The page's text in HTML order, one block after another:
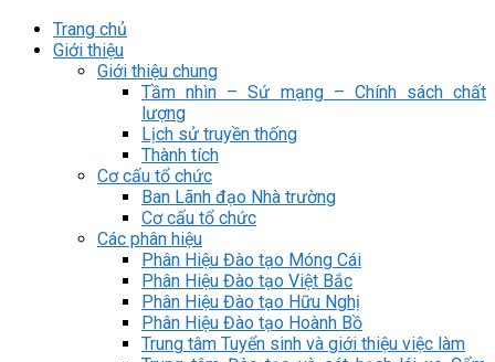
Trang chủ
Giới thiệu
Giới thiệu chung
Tầm nhìn – Sứ mạng – Chính sách chất
lượng
Lịch sử truyền thống
Thành tích
Cơ cấu tổ chức
Ban Lãnh đạo Nhà trường
Cơ cấu tổ chức
Các phân hiệu
Phân Hiệu Đào tạo Móng Cái
Phân Hiệu Đào tạo Việt Bắc
Phân Hiệu Đào tạo Hữu Nghị
Phân Hiệu Đào tạo Hoành Bồ
Trung tâm Tuyển sinh và giới thiệu việc làm